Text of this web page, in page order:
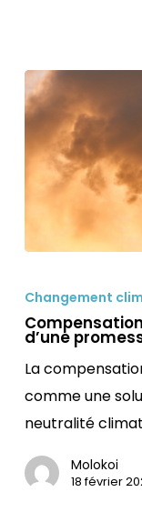
carbone
:
l’envers
sombre
d’une
promesse
séduisante
Changement
d’une
La
comme une
neutralité
Molokoi
18 février